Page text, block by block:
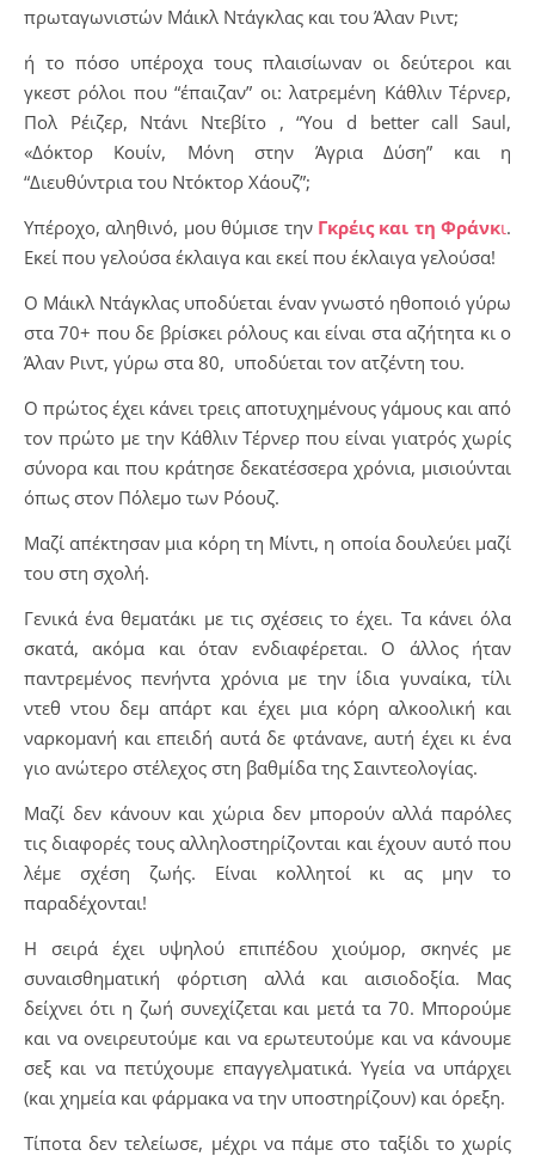
πρωταγωνιστών Μάικλ Ντάγκλας και του Άλαν Ριντ;
ή το πόσο υπέροχα τους πλαισίωναν οι δεύτεροι και
γκεστ ρόλοι που “έπαιζαν” οι: λατρεμένη Κάθλιν Τέρνερ,
Πολ Ρέιζερ, Ντάνι Ντεβίτο , “You d better call Saul,
«Δόκτορ Κουίν, Μόνη στην Άγρια Δύση” και η
“Διευθύντρια του Ντόκτορ Χάουζ”;
Υπέροχο, αληθινό, μου θύμισε την Γκρέις και τη Φράνκι.
Εκεί που γελούσα έκλαιγα και εκεί που έκλαιγα γελούσα!
Ο Μάικλ Ντάγκλας υποδύεται έναν γνωστό ηθοποιό γύρω
στα 70+ που δε βρίσκει ρόλους και είναι στα αζήτητα κι ο
Άλαν Ριντ, γύρω στα 80, υποδύεται τον ατζέντη του.
Ο πρώτος έχει κάνει τρεις αποτυχημένους γάμους και από
τον πρώτο με την Κάθλιν Τέρνερ που είναι γιατρός χωρίς
σύνορα και που κράτησε δεκατέσσερα χρόνια, μισιούνται
όπως στον Πόλεμο των Ρόουζ.
Μαζί απέκτησαν μια κόρη τη Μίντι, η οποία δουλεύει μαζί
του στη σχολή.
Γενικά ένα θεματάκι με τις σχέσεις το έχει. Τα κάνει όλα
σκατά, ακόμα και όταν ενδιαφέρεται. Ο άλλος ήταν
παντρεμένος πενήντα χρόνια με την ίδια γυναίκα, τίλι
ντεθ ντου δεμ απάρτ και έχει μια κόρη αλκοολική και
ναρκομανή και επειδή αυτά δε φτάνανε, αυτή έχει κι ένα
γιο ανώτερο στέλεχος στη βαθμίδα της Σαιντεολογίας.
Μαζί δεν κάνουν και χώρια δεν μπορούν αλλά παρόλες
τις διαφορές τους αλληλοστηρίζονται και έχουν αυτό που
λέμε σχέση ζωής. Είναι κολλητοί κι ας μην το
παραδέχονται!
Η σειρά έχει υψηλού επιπέδου χιούμορ, σκηνές με
συναισθηματική φόρτιση αλλά και αισιοδοξία. Μας
δείχνει ότι η ζωή συνεχίζεται και μετά τα 70. Μπορούμε
και να ονειρευτούμε και να ερωτευτούμε και να κάνουμε
σεξ και να πετύχουμε επαγγελματικά. Υγεία να υπάρχει
(και χημεία και φάρμακα να την υποστηρίζουν) και όρεξη.
Τίποτα δεν τελείωσε, μέχρι να πάμε στο ταξίδι το χωρίς